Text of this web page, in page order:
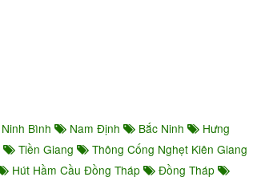
Ninh Bình Nam Định Bắc Ninh
Hưng
Tiền Giang
Thông Cống Nghẹt Kiên Giang
Hút Hầm Cầu Đồng Tháp
Đồng Tháp